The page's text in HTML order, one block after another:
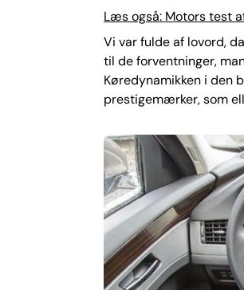
Læs også: Motors test
Vi var fulde af lovord,
til de forventninger,
Køredynamikken i den
prestigemærker, som